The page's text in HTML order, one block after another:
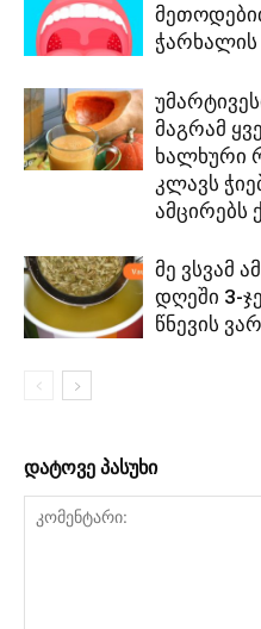
ჭარხალის
მაგრამ
ხალხური
კლავს
ამცირებს
მე ვსვამ
დღეში 3-
წნევის
დატოვე პასუხი